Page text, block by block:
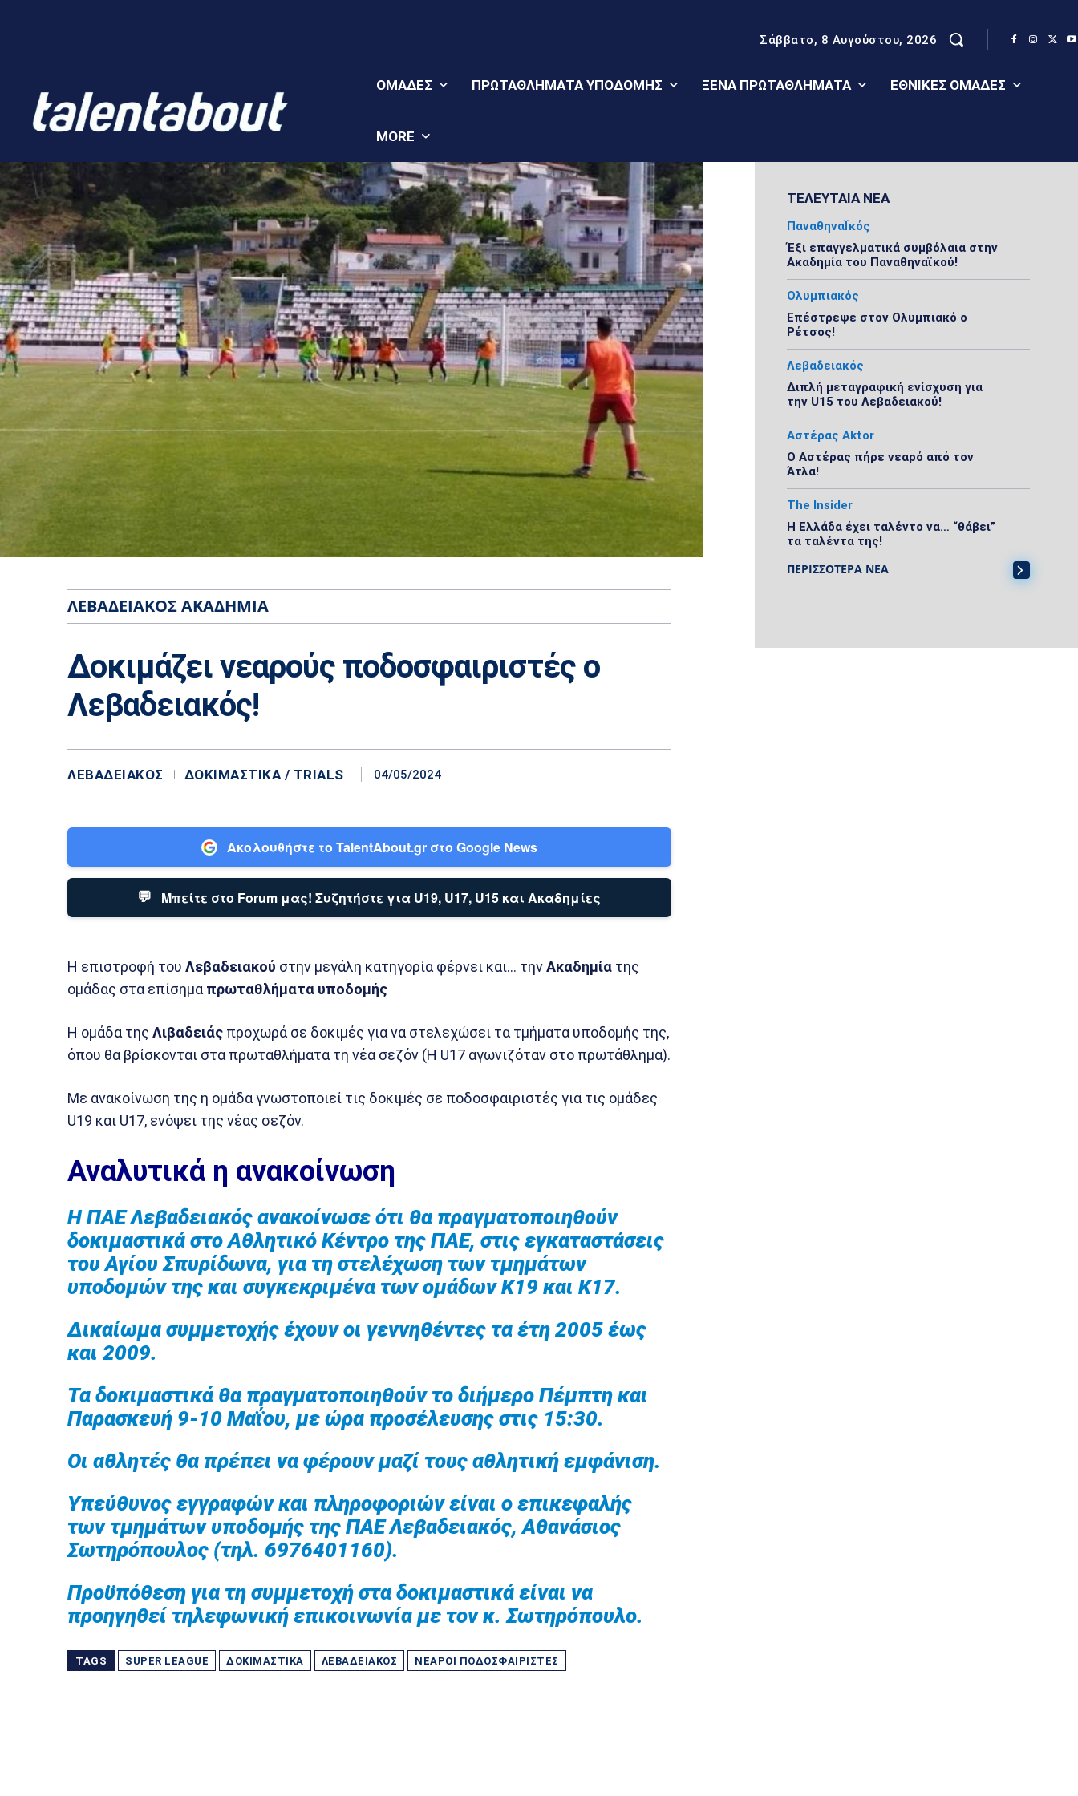
Σάββατο, 8 Αυγούστου, 2026
ΟΜΆΔΕΣ ΠΡΩΤΑΘΛΉΜΑΤΑ YΠΟΔΟΜΉΣ ΞΈΝΑ ΠΡΩΤΑΘΛΉΜΑΤΑ ΕΘΝΙΚΈΣ ΟΜΆΔΕΣ
MORE
ΛΕΒΑΔΕΙΑΚΌΣ ΑΚΑΔΗΜΊΑ
Δοκιμάζει νεαρούς ποδοσφαιριστές ο
Λεβαδειακός!
ΛΕΒΑΔΕΙΑΚΌΣ ΔΟΚΙΜΑΣΤΙΚΆ / TRIALS 04/05/2024
Ακολουθήστε το TalentAbout.gr στο Google News
💬 Μπείτε στο Forum μας! Συζητήστε για U19, U17, U15 και Ακαδημίες
Η επιστροφή του Λεβαδειακού στην μεγάλη κατηγορία φέρνει και… τηνΑκαδημία της
ομάδας στα επίσημα πρωταθλήματα υποδομής
Η ομάδα της Λιβαδειάς προχωρά σε δοκιμές για να στελεχώσει τα τμήματα υποδομής της,
όπου θα βρίσκονται στα πρωταθλήματα τη νέα σεζόν (Η U17 αγωνιζόταν στο πρωτάθλημα).
Με ανακοίνωση της η ομάδα γνωστοποιεί τις δοκιμές σε ποδοσφαιριστές για τις ομάδες
U19 και U17, ενόψει της νέας σεζόν.
Αναλυτικά η ανακοίνωση
Η ΠΑΕ Λεβαδειακός ανακοίνωσε ότι θα πραγματοποιηθούν
δοκιμαστικά στο Αθλητικό Κέντρο της ΠΑΕ, στις εγκαταστάσεις
του Αγίου Σπυρίδωνα, για τη στελέχωση των τμημάτων
υποδομών της και συγκεκριμένα των ομάδων Κ19 και Κ17.
Δικαίωμα συμμετοχής έχουν οι γεννηθέντες τα έτη 2005 έως
και 2009.
Τα δοκιμαστικά θα πραγματοποιηθούν το διήμερο Πέμπτη και
Παρασκευή 9-10 Μαΐου, με ώρα προσέλευσης στις 15:30.
Οι αθλητές θα πρέπει να φέρουν μαζί τους αθλητική εμφάνιση.
Υπεύθυνος εγγραφών και πληροφοριών είναι ο επικεφαλής
των τμημάτων υποδομής της ΠΑΕ Λεβαδειακός, Αθανάσιος
Σωτηρόπουλος (τηλ. 6976401160).
Προϋπόθεση για τη συμμετοχή στα δοκιμαστικά είναι να
προηγηθεί τηλεφωνική επικοινωνία με τον κ. Σωτηρόπουλο.
TAGS SUPER LEAGUE ΔΟΚΙΜΑΣΤΙΚΆ ΛΕΒΑΔΕΙΑΚΌΣ ΝΕΑΡΟΊ ΠΟΔΟΣΦΑΙΡΙΣΤΈΣ
ΤΕΛΕΥΤΑΙΑ ΝΕΑ
ΠαναθηναΪκός
Έξι επαγγελματικά συμβόλαια στην
Ακαδημία του Παναθηναϊκού!
Ολυμπιακός
Επέστρεψε στον Ολυμπιακό ο
Ρέτσος!
Λεβαδειακός
Διπλή μεταγραφική ενίσχυση για
την U15 του Λεβαδειακού!
Αστέρας Aktor
Ο Αστέρας πήρε νεαρό από τον
Άτλα!
The Insider
Η Ελλάδα έχει ταλέντο να… “θάβει”
τα ταλέντα της!
ΠΕΡΙΣΣΟΤΕΡΑ ΝΕΑ